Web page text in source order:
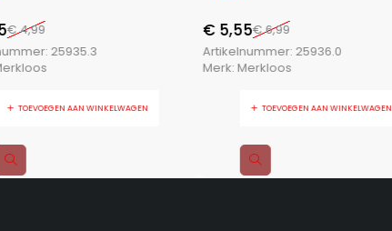
€4,99
25935.3
TOEVOEGEN AAN WINKELWAGEN
€6,99
€5,55
Artikelnummer: 25936.0
Merk: Merkloos
TOEVOEGEN AAN WINKELWAGEN